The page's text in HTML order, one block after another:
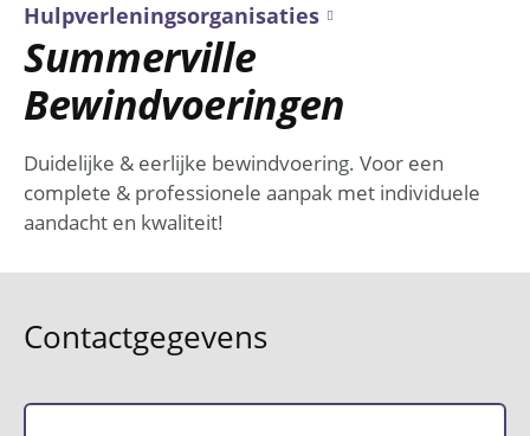
Hulpverleningsorganisaties
Summerville
Bewindvoeringen
Duidelijke & eerlijke bewindvoering. Voor een
complete & professionele aanpak met individuele
aandacht en kwaliteit!
Contactgegevens